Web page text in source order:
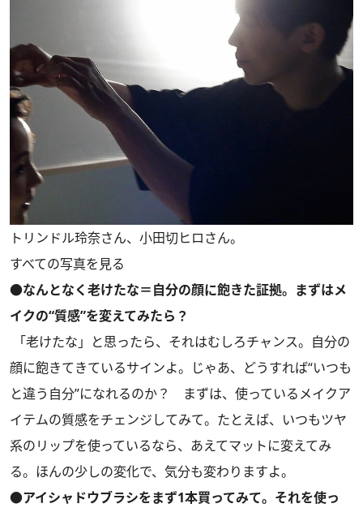
トリンドル玲奈さん、小田切ヒロさん。
すべての写真を見る
●なんとなく老けたな＝自分の顔に飽きた証拠。まずはメ
イクの“質感”を変えてみたら？
「老けたな」と思ったら、それはむしろチャンス。自分の
顔に飽きてきているサインよ。じゃあ、どうすれば“いつも
と違う自分”になれるのか？ まずは、使っているメイクア
イテムの質感をチェンジしてみて。たとえば、いつもツヤ
系のリップを使っているなら、あえてマットに変えてみ
る。ほんの少しの変化で、気分も変わりますよ。
●アイシャドウブラシをまず1本買ってみて。それを使っ